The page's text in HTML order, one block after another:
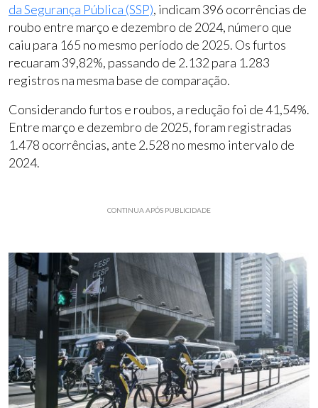
da Segurança Pública (SSP), indicam 396 ocorrências de
roubo entre março e dezembro de 2024, número que
caiu para 165 no mesmo período de 2025. Os furtos
recuaram 39,82%, passando de 2.132 para 1.283
registros na mesma base de comparação.
Considerando furtos e roubos, a redução foi de 41,54%.
Entre março e dezembro de 2025, foram registradas
1.478 ocorrências, ante 2.528 no mesmo intervalo de
2024.
CONTINUA APÓS PUBLICIDADE